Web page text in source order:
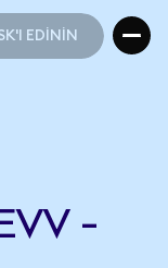
EDİNİN
-